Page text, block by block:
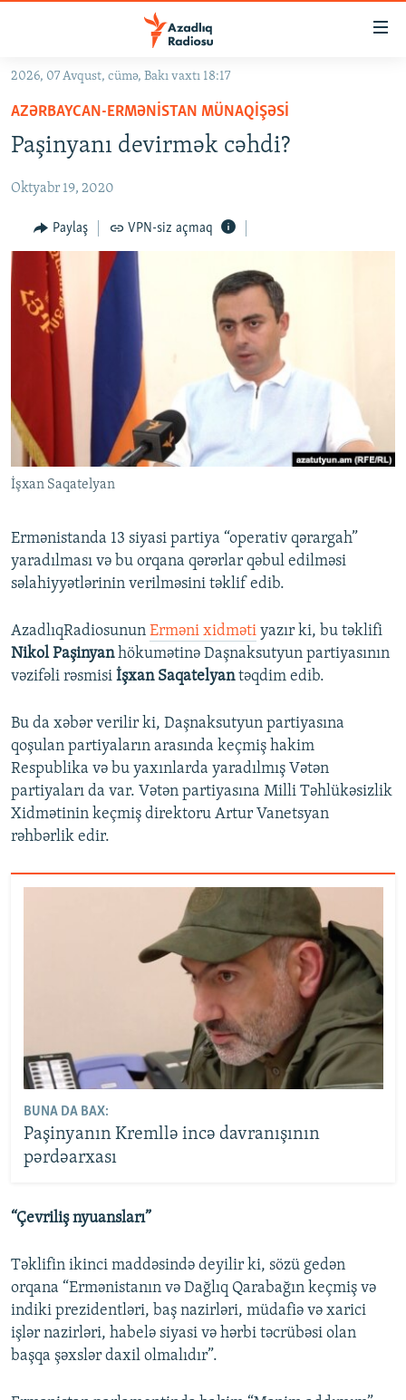
Əsas
qayıt
Əsas
naviqasiyaya
qayıt
KORRUPSIOMETR
#ƏSLINDƏ
FƏRQƏ BAX
QANUNI DOĞRU
ARAŞDIRMA
MULTIMEDIA
FOTOQALEREYA
İNFOQRAFIKA
KARIKATURA
RADIO ARXIV
OXU ZALI
AZƏRBAYCAN ƏDƏBIYYATI KITABXANASI
İSLAM VƏ DEMOKRATIYA
İZ - MƏDƏNIYYƏT PROQRAMI
HAQQIMIZDA
MISSIYAMIZ
PEŞƏ ETIKASI VƏ JURNALISTIKA STANDARTLARIMIZ
MATERIALLARIMIZDAN ISTIFADƏ
BIZIMLƏ ƏLAQƏ
XƏBƏR BÜLLETENLƏRIMIZ
BIZI IZLƏ
2026, 07 Avqust, cümə, Bakı vaxtı 18:17
AZƏRBAYCAN-ERMƏNISTAN MÜNAQIŞƏSI
Paşinyanı devirmək cəhdi?
Oktyabr 19, 2020
Paylaş VPN-siz açmaq
İşxan Saqatelyan
Ermənistanda 13 siyasi partiya “operativ qərargah”
yaradılması və bu orqana qərərlar qəbul edilməsi
səlahiyyətlərinin verilməsini təklif edib.
AzadlıqRadiosunun Erməni xidməti yazır ki, bu təklifi
Nikol Paşinyanhökumətinə Daşnaksutyun partiyasının
vəzifəli rəsmisi İşxan Saqatelyantəqdim edib.
Bu da xəbər verilir ki, Daşnaksutyun partiyasına
qoşulan partiyaların arasında keçmiş hakim
Respublika və bu yaxınlarda yaradılmış Vətən
partiyaları da var. Vətən partiyasına Milli Təhlükəsizlik
Xidmətinin keçmiş direktoru Artur Vanetsyan
rəhbərlik edir.
BUNA DA BAX:
Paşinyanın Kremllə incə davranışının
pərdəarxası
“Çevriliş nyuansları”
Təklifin ikinci maddəsində deyilir ki, sözü gedən
orqana “Ermənistanın və Dağlıq Qarabağın keçmiş və
indiki prezidentləri, baş nazirləri, müdafiə və xarici
işlər nazirləri, habelə siyasi və hərbi təcrübəsi olan
başqa şəxslər daxil olmalıdır”.